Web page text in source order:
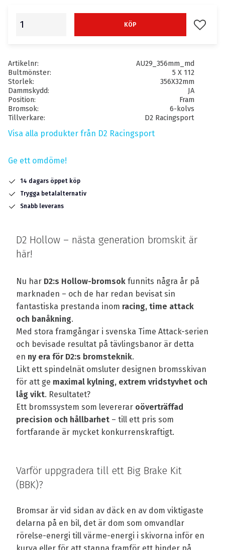
KÖP Lägg
Artikelnr
AU29_356mm_md
Bultmönster
5 X 112
Storlek
356X32mm
Dammskydd
JA
Position
Fram
Bromsok
6-kolvs
Tillverkare
D2 Racingsport
Visa alla produkter från D2 Racingsport
Ge ett omdöme!
14 dagars öppet köp
Trygga betalalternativ
Snabb leverans
D2 Hollow – nästa generation bromskit är
här!
Nu har D2:s Hollow-bromsok funnits några år på
marknaden – och de har redan bevisat sin
fantastiska prestanda inom racing, time attack
och banåkning.
Med stora framgångar i svenska Time Attack-serien
och bevisade resultat på tävlingsbanor är detta
en ny era för D2:s bromsteknik.
Likt ett spindelnät omsluter designen bromsskivan
för att ge maximal kylning, extrem vridstyvhet och
låg vikt. Resultatet?
Ett bromssystem som levererar oöverträffad
precision och hållbarhet – till ett pris som
fortfarande är mycket konkurrenskraftigt.
Varför uppgradera till ett Big Brake Kit
(BBK)?
Bromsar är vid sidan av däck en av dom viktigaste
delarna på en bil, det är dom som omvandlar
rörelse-energi till värme-energi i skivorna inför en